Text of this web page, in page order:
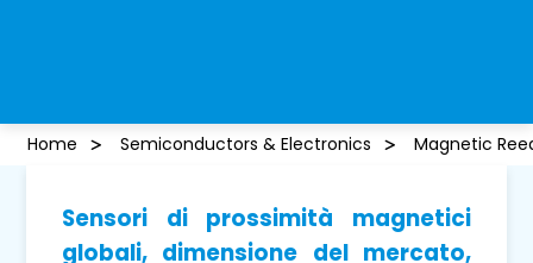
Home Semiconductors & Electronics Magnetic
Sensori di prossimità magnetici
globali, dimensione del mercato,